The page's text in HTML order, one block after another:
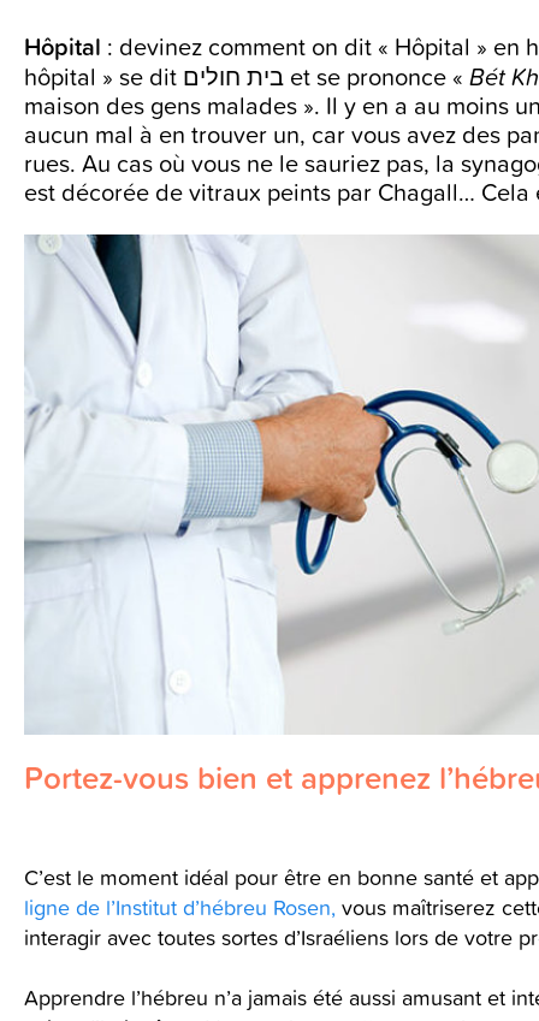
Hôpital : devinez comment on dit « Hôpital » en
hôpital » se dit בית חולים et se prononce « Bét
maison des gens malades ». Il y en a au moins
aucun mal à en trouver un, car vous avez des
rues. Au cas où vous ne le sauriez pas, la
est décorée de vitraux peints par Chagall…
Portez-vous bien et apprenez
C’est le moment idéal pour être en bonne santé et
ligne de l’Institut d’hébreu Rosen, vous maîtriserez
interagir avec toutes sortes d’Israéliens lors de votre
Apprendre l’hébreu n’a jamais été aussi amusant et